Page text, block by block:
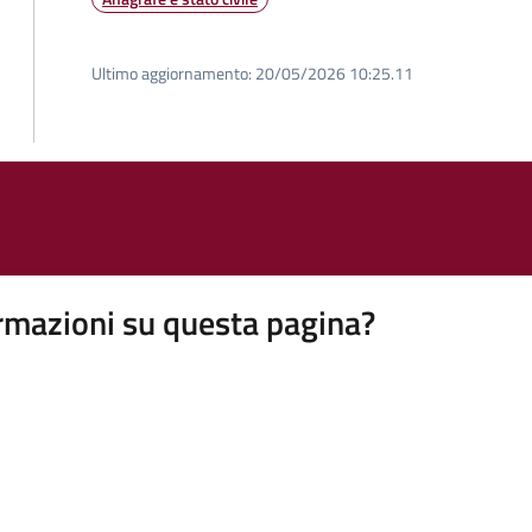
Ultimo aggiornamento: 20/05/2026 10:25.11
su questa pagina?